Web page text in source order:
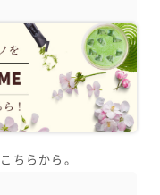
こちら から。